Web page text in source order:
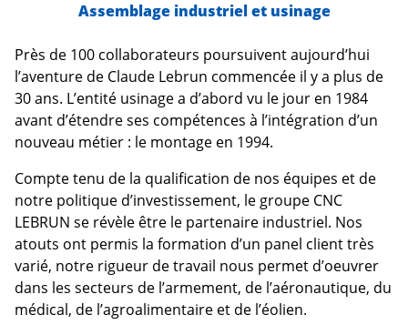
Assemblage industriel et usinage
Près de 100 collaborateurs poursuivent aujourd’hui
l’aventure de Claude Lebrun commencée il y a plus de
30 ans. L’entité usinage a d’abord vu le jour en 1984
avant d’étendre ses compétences à l’intégration d’un
nouveau métier : le montage en 1994.
Compte tenu de la qualification de nos équipes et de
notre politique d’investissement, le groupe CNC
LEBRUN se révèle être le partenaire industriel. Nos
atouts ont permis la formation d’un panel client très
varié, notre rigueur de travail nous permet d’oeuvrer
dans les secteurs de l’armement, de l’aéronautique, du
médical, de l’agroalimentaire et de l’éolien.